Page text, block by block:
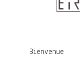
Bienvenue